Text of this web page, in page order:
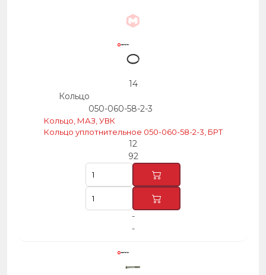
14
Кольцо
050-060-58-2-3
Кольцо, МАЗ, УВК
Кольцо уплотнительное 050-060-58-2-3, БРТ
12
92
-
-